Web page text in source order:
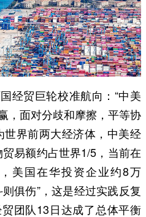
经贸巨轮校准航向：“中美
，面对分歧和摩擦，平等协
世界前两大经济体，中美经
易额约占世界1/5，当前在
美国在华投资企业约8万
俱伤”，这是经过实践反复
团队13日达成了总体平衡